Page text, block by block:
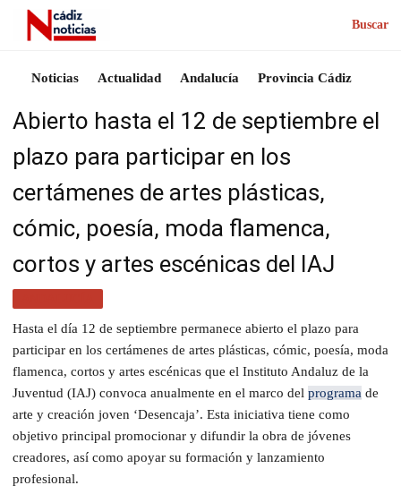
Buscar
Noticias Actualidad Andalucía Provincia Cádiz
Abierto hasta el 12 de septiembre el
plazo para participar en los
certámenes de artes plásticas,
cómic, poesía, moda flamenca,
cortos y artes escénicas del IAJ
Hasta el día 12 de septiembre permanece abierto el plazo para
participar en los certámenes de artes plásticas, cómic, poesía, moda
flamenca, cortos y artes escénicas que el Instituto Andaluz de la
Juventud (IAJ) convoca anualmente en el marco del programa de
arte y creación joven ‘Desencaja’. Esta iniciativa tiene como
objetivo principal promocionar y difundir la obra de jóvenes
creadores, así como apoyar su formación y lanzamiento
profesional.